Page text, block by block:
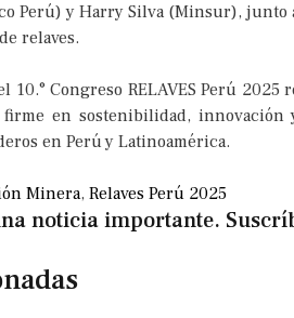
Perú) y Harry Silva (Minsur), junto
relaves.
10.° Congreso RELAVES Perú
en sostenibilidad, innovación
en Perú y Latinoamérica.
Minera, Relaves Perú 2025
noticia importante.